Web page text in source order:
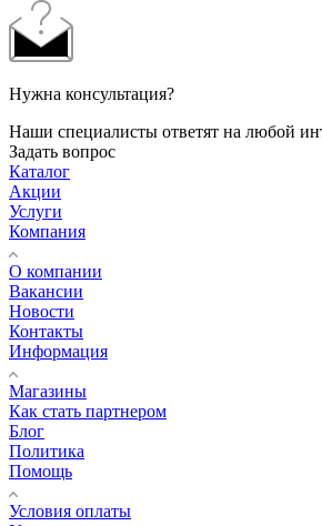
Нужна консультация?
Наши специалисты ответят на любой
Задать вопрос
Каталог
Акции
Услуги
Компания
О компании
Вакансии
Новости
Контакты
Информация
Магазины
Как стать партнером
Блог
Политика
Помощь
Условия оплаты